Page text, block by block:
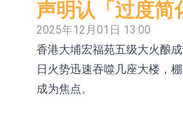
活配置混合型发
时停牌
上交所：景顺长
业股票型证券投
【异动股】港股
际(00496.HK)跌
【异动股】港股
声明认「过度简
2025年12月01日 13:00
香港大埔宏福苑五级大火酿
日火势迅速吞噬几座大楼，
成为焦点。